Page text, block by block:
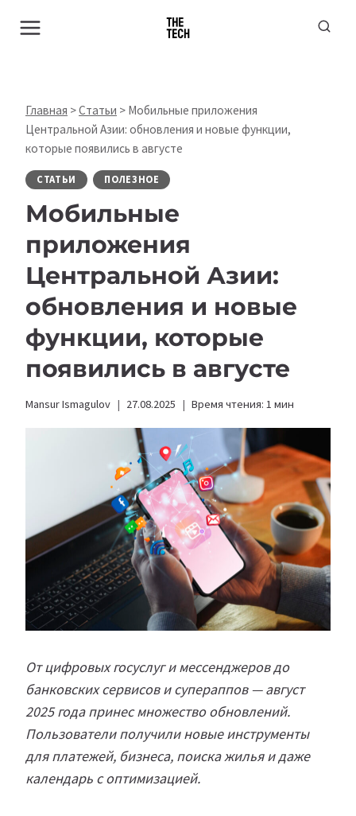
Главная >Статьи > Мобильные приложения
Центральной Азии: обновления и новые функции,
которые появились в августе
СТАТЬИ ПОЛЕЗНОЕ
Мобильные
приложения
Центральной Азии:
обновления и новые
функции, которые
появились в августе
Mansur Ismagulov 27.08.2025 Время чтения: 1 мин
От цифровых госуслуг и мессенджеров до
банковских сервисов и супераппов — август
2025 года принес множество обновлений.
Пользователи получили новые инструменты
для платежей, бизнеса, поиска жилья и даже
календарь с оптимизацией.